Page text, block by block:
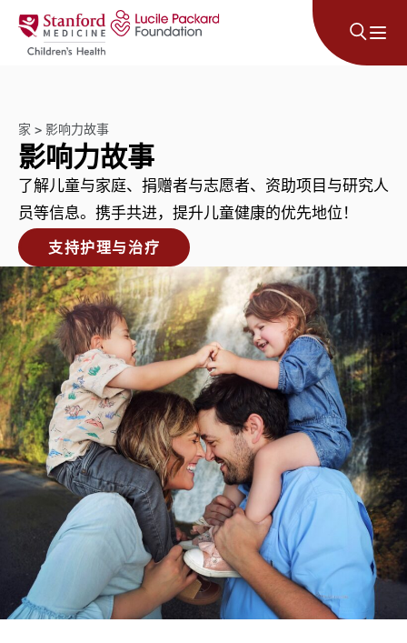
跳至内容
家 > 影响力故事
影响力故事
了解儿童与家庭、捐赠者与志愿者、资助项目与研究人
员等信息。携手共进，提升儿童健康的优先地位！
支持护理与治疗